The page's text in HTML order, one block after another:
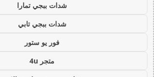
شدات ببجي تمارا
شدات ببجي تابي
فور يو ستور
متجر 4u